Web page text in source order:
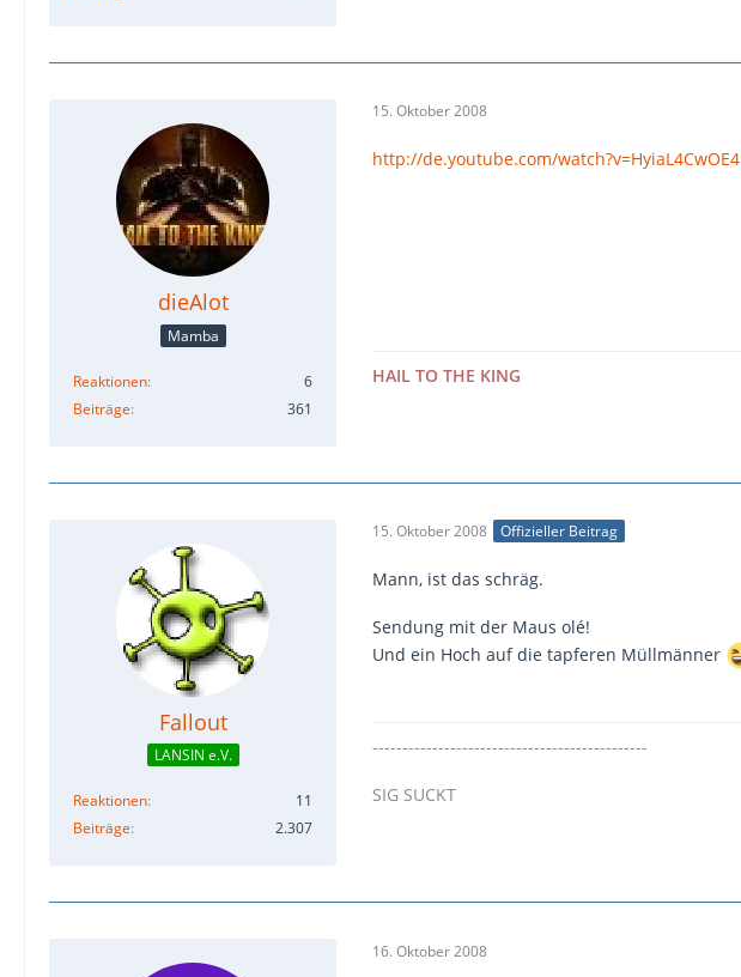
dieAlot
Mamba
Reaktionen
6
Beiträge
361
15. Oktober 2008
http://de.youtube.com/watch?v=HyiaL4CwOE4
HAIL TO THE KING
Fallout
LANSIN e.V.
Reaktionen
11
Beiträge
2.307
15. Oktober 2008 Offizieller Beitrag
Mann, ist das schräg.
Sendung mit der Maus olé!
Und ein Hoch auf die tapferen Müllmänner
----------------------------------------------
SIG SUCKT
16. Oktober 2008